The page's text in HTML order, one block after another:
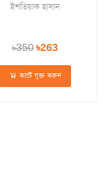
ইশতিয়াক হাসান
৳350৳263
কার্টে যুক্ত করুন